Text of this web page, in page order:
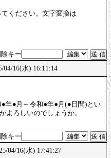
ください。文字変換は
キー
04/16(水) 16:11:14
年●月～令和●年●月(●日間)とい
よろしいのでしょうか。
キー
04/16(水) 17:41:27